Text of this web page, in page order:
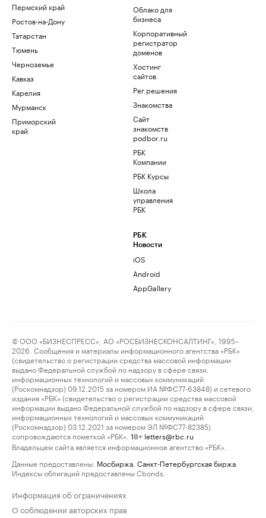
Пермский край
Ростов-на-Дону
Татарстан
Тюмень
Черноземье
Кавказ
Карелия
Мурманск
Приморский
край
Облако для
бизнеса
Корпоративный
регистратор
доменов
Хостинг
сайтов
Рег.решения
Знакомства
Сайт
знакомств
podbor.ru
РБК
Компании
РБК Курсы
Школа
управления
РБК
РБК
Новости
iOS
Android
AppGallery
© ООО «БИЗНЕСПРЕСС», АО «РОСБИЗНЕСКОНСАЛТИНГ», 1995–
2026. Сообщения и материалы информационного агентства «РБК»
(свидетельство о регистрации средства массовой информации
выдано Федеральной службой по надзору в сфере связи,
информационных технологий и массовых коммуникаций
(Роскомнадзор) 09.12.2015 за номером ИА №ФС77-63848) и сетевого
издания «РБК» (свидетельство о регистрации средства массовой
информации выдано Федеральной службой по надзору в сфере связи,
информационных технологий и массовых коммуникаций
(Роскомнадзор) 03.12.2021 за номером ЭЛ №ФС77-82385)
сопровождаются пометкой «РБК».
18+ letters@rbc.ru
Владельцем сайта является информационное агентство «РБК».
Данные предоставлены: Мосбиржа Санкт-Петербургская биржа
Индексы облигаций предоставлены Cbonds.
Информация об ограничениях
О соблюдении авторских прав